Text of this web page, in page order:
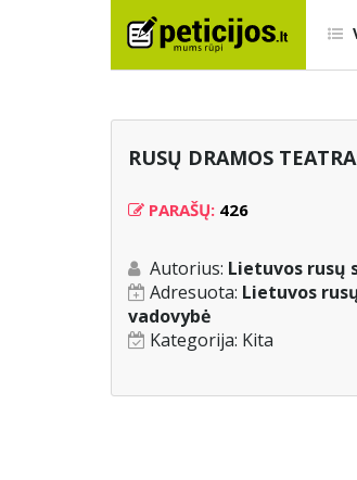
RUSŲ DRAMOS
PARAŠŲ: 426
Autorius: Lietuvos rusų
Adresuota: Lietuvos
vadovybė
Kategorija: Kita